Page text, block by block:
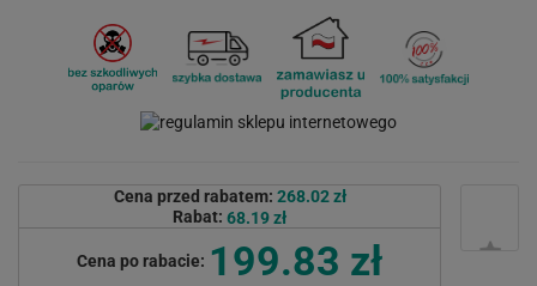
Cena przed rabatem: 268.02 zł
Rabat: 68.19 zł
Cena po rabacie: 199.83 zł